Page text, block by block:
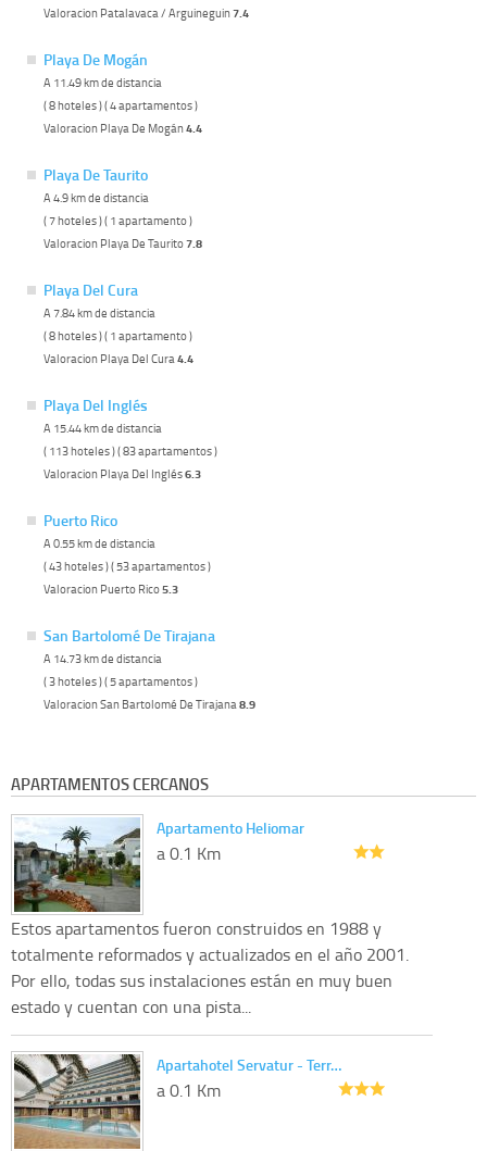
Valoracion Patalavaca / Arguineguin7.4
Playa De Mogán
A 11.49 km de distancia
( 8 hoteles ) ( 4 apartamentos )
Valoracion Playa De Mogán4.4
Playa De Taurito
A 4.9 km de distancia
( 7 hoteles ) ( 1 apartamento )
Valoracion Playa De Taurito7.8
Playa Del Cura
A 7.84 km de distancia
( 8 hoteles ) ( 1 apartamento )
Valoracion Playa Del Cura 4.4
Playa Del Inglés
A 15.44 km de distancia
( 113 hoteles ) ( 83 apartamentos )
Valoracion Playa Del Inglés6.3
Puerto Rico
A 0.55 km de distancia
( 43 hoteles ) ( 53 apartamentos )
Valoracion Puerto Rico5.3
San Bartolomé De Tirajana
A 14.73 km de distancia
( 3 hoteles ) ( 5 apartamentos )
Valoracion San Bartolomé De Tirajana 8.9
APARTAMENTOS CERCANOS
Apartamento Heliomar
a 0.1 Km
Estos apartamentos fueron construidos en 1988 y
totalmente reformados y actualizados en el año 2001.
Por ello, todas sus instalaciones están en muy buen
estado y cuentan con una pista...
Apartahotel Servatur - Terr…
a 0.1 Km